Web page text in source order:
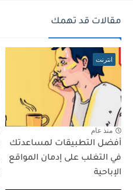
مقالات قد تهمك
انترنت
منذ عام
أفضل التطبيقات لمساعدتك
في التغلب على إدمان المواقع
الإباحية